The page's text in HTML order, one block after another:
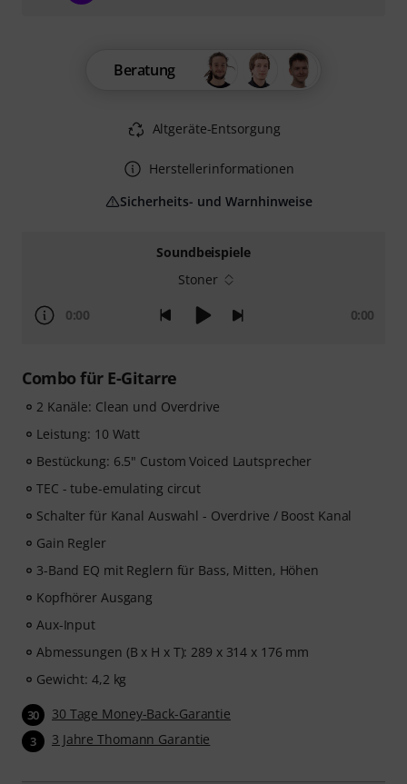
Soundbeispiele
Stoner
0:00 0:00
Combo für E-Gitarre
2 Kanäle: Clean und Overdrive
Leistung: 10 Watt
Bestückung: 6.5" Custom Voiced Lautsprecher
TEC - tube-emulating circut
Schalter für Kanal Auswahl - Overdrive / Boost Kanal
Gain Regler
3-Band EQ mit Reglern für Bass, Mitten, Höhen
Kopfhörer Ausgang
Aux-Input
Abmessungen (B x H x T): 289 x 314 x 176 mm
Gewicht: 4,2 kg
30 30 Tage Money-Back-Garantie
3 3 Jahre Thomann Garantie
Beratung
Altgeräte-Entsorgung
Herstellerinformationen
Sicherheits- und Warnhinweise